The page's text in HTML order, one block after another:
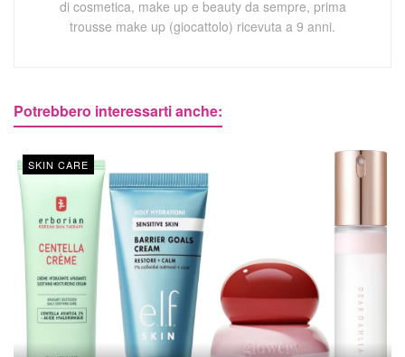
di cosmetica, make up e beauty da sempre, prima
trousse make up (giocattolo) ricevuta a 9 anni.
Potrebbero interessarti anche:
SKIN CARE